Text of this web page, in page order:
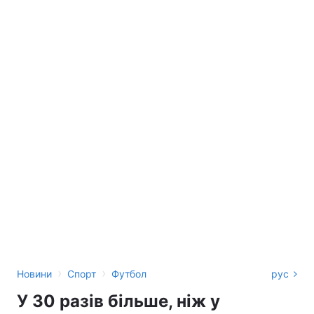
Новини › Спорт › Футбол рус
У 30 разів більше, ніж у